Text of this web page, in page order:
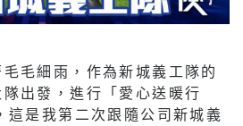
毛細雨，作為新城義工隊的
出發，進行「愛心送暖行
這是我第二次跟隨公司新城義